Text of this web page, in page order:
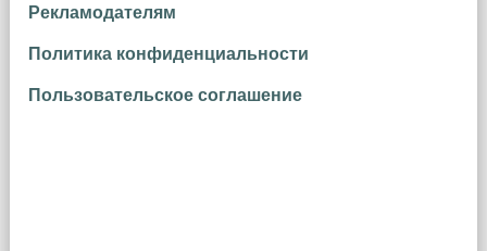
Рекламодателям
Политика конфиденциальности
Пользовательское соглашение